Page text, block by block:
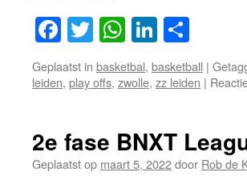
Facebook
TwitterWhatsApp
LinkedIn
Geplaatst in basketbal, basketball |
leiden, play offs, zwolle, zz leiden |
2e fase BNXT
Geplaatst op maart 5, 2022door Rob de